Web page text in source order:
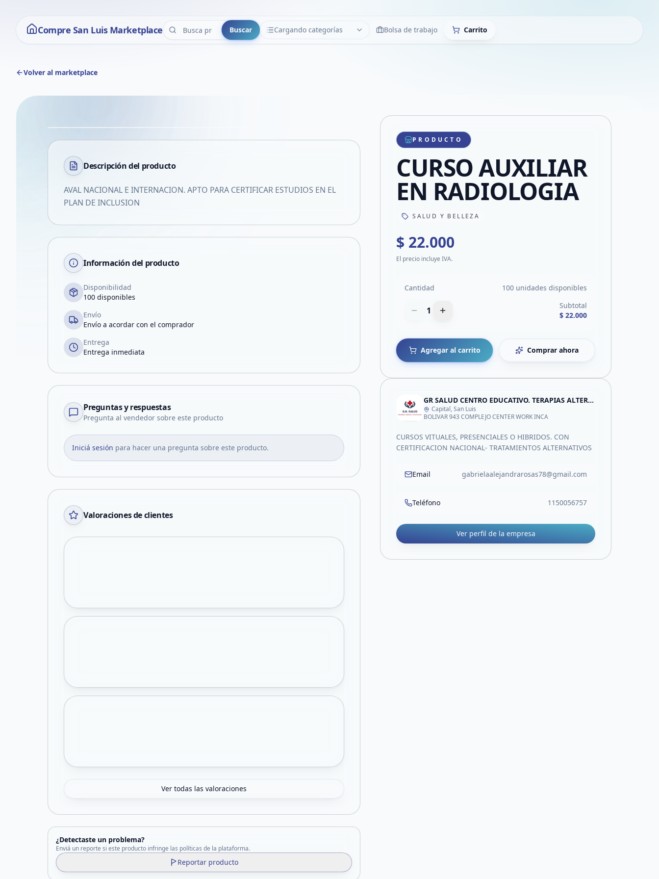
Compre San Luis Marketplace Buscar Cargando categorías
CATEGORÍAS LimpiarBolsa de trabajo Carrito
Volver al marketplace
VER EN PANTALLA COMPLETA
Compartir producto
Compartir por WhatsApp
Compartir por mail
Compartir en Facebook
Descripción del producto
AVAL NACIONAL E INTERNACION. APTO PARA CERTIFICAR ESTUDIOS EN EL
PLAN DE INCLUSION
Información del producto
Disponibilidad
100 disponibles
Envío
Envío a acordar con el comprador
Entrega
Entrega inmediata
Preguntas y respuestas
Pregunta al vendedor sobre este producto
Iniciá sesión para hacer una pregunta sobre este producto.
Valoraciones de clientes
Ver todas las valoraciones
¿Detectaste un problema?
Enviá un reporte si este producto infringe las políticas de la plataforma.
Reportar producto
PRODUCTO
CURSO AUXILIAR
EN RADIOLOGIA
SALUD Y BELLEZA
$ 22.000
El precio incluye IVA.
Cantidad 100 unidades disponibles
1
Subtotal
$ 22.000
Agregar al carrito Comprar ahora
GR SALUD CENTRO EDUCATIVO. TERAPIAS ALTERNATIVAS-ESTETICA
Capital, San Luis
BOLIVAR 943 COMPLEJO CENTER WORK INCA
CURSOS VITUALES, PRESENCIALES O HIBRIDOS. CON
CERTIFICACION NACIONAL- TRATAMIENTOS ALTERNATIVOS
Email gabrielaalejandrarosas78@gmail.com
Teléfono 1150056757
Ver perfil de la empresa